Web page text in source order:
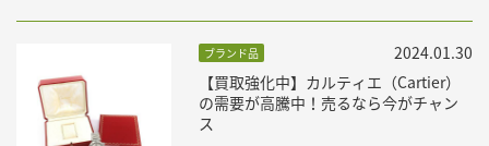
ブランド品
【買取強化中】カルティエ（Cartier）
の需要が高騰中！売るなら今がチャン
ス
2024.01.30